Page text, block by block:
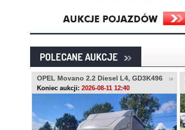
POLECANE AUKCJE
OPEL Movano 2.2 Diesel L4, GD3K496
Koniec aukcji: 2026-08-11 12:40